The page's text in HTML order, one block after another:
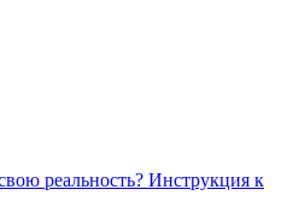
реальность? Инструкция к